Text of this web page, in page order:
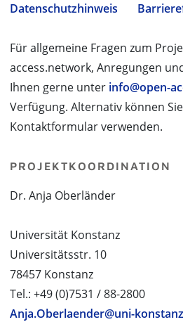
Datenschutzhinweis
Für allgemeine Fragen zum
access.network, Anregungen
Ihnen gerne unter info@open-
Verfügung. Alternativ können
Kontaktformular verwenden.
PROJEKTKOORDINATION
Dr. Anja Oberländer
Universität Konstanz
Universitätsstr. 10
78457 Konstanz
Tel.: +49 (0)7531 / 88-2800
Anja.Oberlaender@uni-